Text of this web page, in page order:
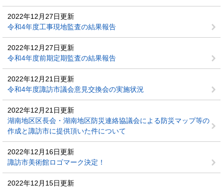
2022年12月27日更新
令和4年度工事現地監査の結果報告
2022年12月27日更新
令和4年度前期定期監査の結果報告
2022年12月21日更新
令和4年度諏訪市議会意見交換会の実施状況
2022年12月21日更新
湖南地区区長会・湖南地区防災連絡協議会による防災マップ等の
作成と諏訪市に提供頂いた件について
2022年12月16日更新
諏訪市美術館ロゴマーク決定！
2022年12月15日更新